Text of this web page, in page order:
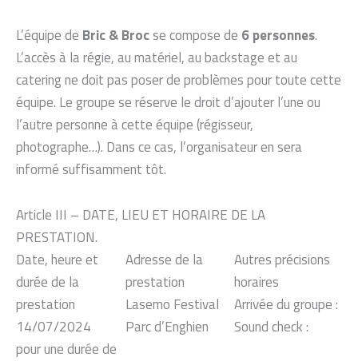
L’équipe de Bric & Brocse compose de 6 personnes.
L’accès à la régie, au matériel, au backstage et au
catering ne doit pas poser de problèmes pour toute cette
équipe. Le groupe se réserve le droit d’ajouter l’une ou
l’autre personne à cette équipe (régisseur,
photographe…). Dans ce cas, l’organisateur en sera
informé suffisamment tôt.
Article III – DATE, LIEU ET HORAIRE DE LA
PRESTATION.
Date, heure et
durée de la
prestation
14/07/2024
pour une durée de
Adresse de la
prestation
Lasemo Festival
Parc d’Enghien
Autres précisions
horaires
Arrivée du groupe :
Sound check :